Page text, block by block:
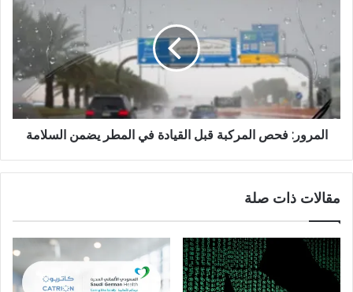
المرور: فحص المركبة قبل القيادة في المطر يضمن السلامة
مقالات ذات صلة